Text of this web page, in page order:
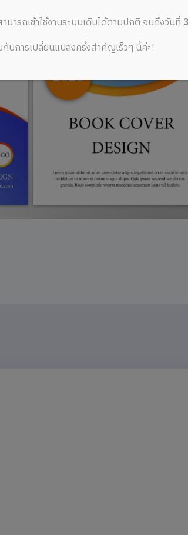
ารถเข้าใช้งานระบบเดิมได้ตามปกติ จนถึงวันที่
การเปลี่ยนแปลงครั้งสำคัญเร็วๆ นี้ค่ะ!